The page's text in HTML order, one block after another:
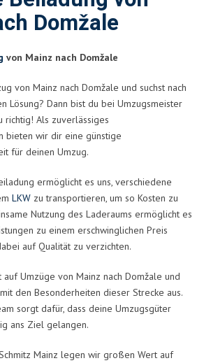
Domžale
von Mainz nach Domžale
von Mainz nach Domžale und suchst nach
Lösung? Dann bist du bei Umzugsmeister
richtig! Als zuverlässiges
bieten wir dir eine günstige
für deinen Umzug.
ermöglicht es uns, verschiedene
LKW zu transportieren, um so Kosten zu
Nutzung des Laderaums ermöglicht es
zu einem erschwinglichen Preis
auf Qualität zu verzichten.
Umzüge von Mainz nach Domžale und
den Besonderheiten dieser Strecke aus.
sorgt dafür, dass deine Umzugsgüter
ans Ziel gelangen.
Mainz legen wir großen Wert auf